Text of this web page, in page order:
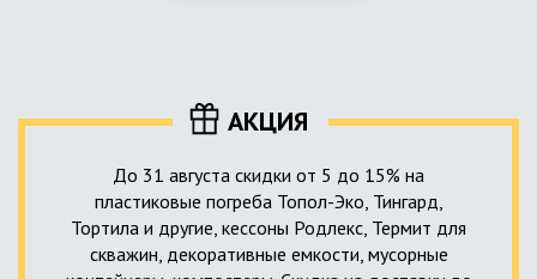
от исполнения.
АКЦИЯ
До 31 августа скидки от 5 до 15% на
пластиковые погреба Топол-Эко, Тингард,
Тортила и другие, кессоны Родлекс, Термит для
скважин, декоративные емкости, мусорные